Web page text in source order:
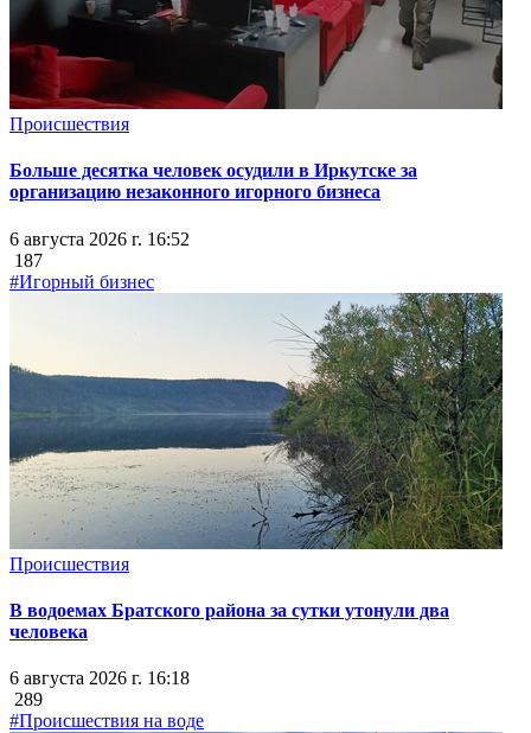
Происшествия
Больше десятка человек осудили в Иркутске за
организацию незаконного игорного бизнеса
6 августа 2026 г. 16:52
187
#Игорный бизнес
Происшествия
В водоемах Братского района за сутки утонули два
человека
6 августа 2026 г. 16:18
289
#Происшествия на воде